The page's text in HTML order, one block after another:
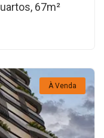
67m²
À Venda